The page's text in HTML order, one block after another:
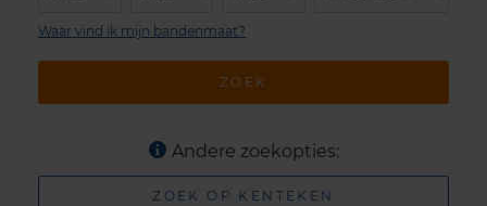
ZOEK
Waar vind ik mijn bandenmaat?
Andere zoekopties:
ZOEK OP KENTEKEN